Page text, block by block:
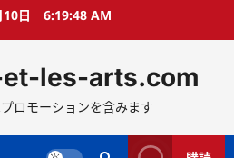
日 6:19:48 AM
les-arts.com
ロモーションを含みます